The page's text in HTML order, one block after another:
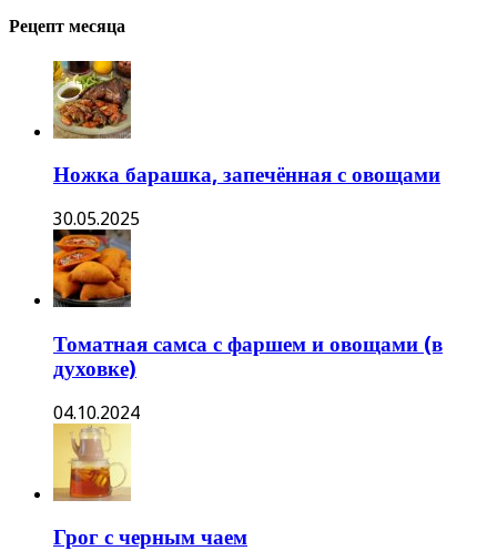
Рецепт месяца
Ножка барашка, запечённая с овощами
30.05.2025
Томатная самса с фаршем и овощами (в
духовке)
04.10.2024
Грог с черным чаем